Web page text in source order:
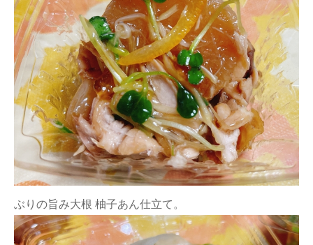
ぶりの旨み大根 柚子あん仕立て。